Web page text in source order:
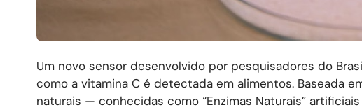
Um novo sensor desenvolvido por pesquisadores do
como a vitamina C é detectada em alimentos. Baseada
naturais — conhecidas como “Enzimas Naturais”